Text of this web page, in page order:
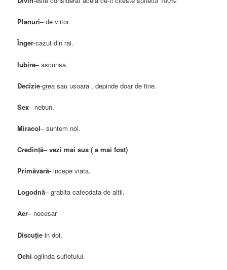
Planuri– de viitor.
Înger-cazut din rai.
Iubire– ascunsa.
Decizie-grea sau usoara , depinde doar de tine.
Sex– nebun.
Miracol– suntem noi.
Credinţă–vezi mai sus ( a mai fost)
Primăvară- incepe viata.
Logodnă– grabita cateodata de altii.
Aer– necesar
Discuţie-in doi.
Ochi-oglinda sufletului.